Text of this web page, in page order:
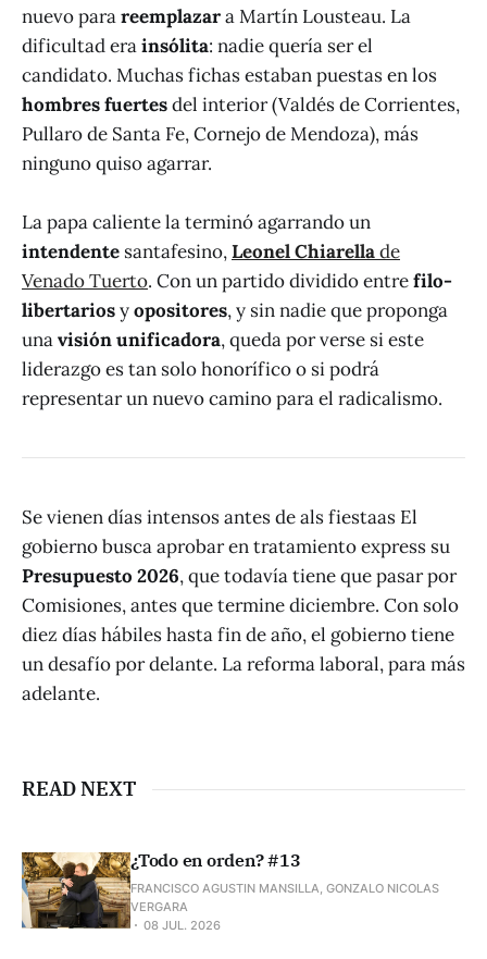
nuevo parareemplazara Martín Lousteau. La
dificultad erainsólita: nadie quería ser el
candidato. Muchas fichas estaban puestas en los
hombres fuertesdel interior (Valdés de Corrientes,
Pullaro de Santa Fe, Cornejo de Mendoza), más
ninguno quiso agarrar.
La papa caliente la terminó agarrando un
intendente santafesino,Leonel Chiarellade
Venado Tuerto. Con un partido dividido entrefilo-
libertariosyopositores, y sin nadie que proponga
unavisión unificadora, queda por verse si este
liderazgo es tan solo honorífico o si podrá
representar un nuevo camino para el radicalismo.
Se vienen días intensos antes de als fiestaas El
gobierno busca aprobar en tratamiento express su
Presupuesto 2026, que todavía tiene que pasar por
Comisiones, antes que termine diciembre. Con solo
diez días hábiles hasta fin de año, el gobierno tiene
un desafío por delante. La reforma laboral, para más
adelante.
READ NEXT
¿Todo en orden? #13
FRANCISCO AGUSTIN MANSILLA, GONZALO NICOLAS
VERGARA
08 JUL. 2026